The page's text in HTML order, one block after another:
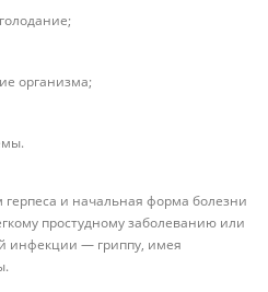
организма;
и начальная форма болезни
простудному заболеванию или
инфекции — гриппу, имея